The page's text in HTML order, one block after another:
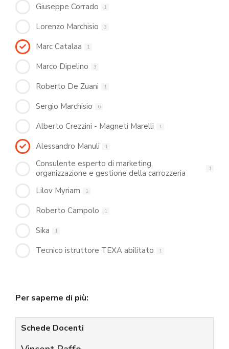
Giuseppe Corrado 1
Lorenzo Marchisio 3
Marc Catalaa 1
Marco Dipelino 3
Roberto De Zuani 1
Sergio Marchisio 6
Alberto Crezzini - Magneti Marelli 1
Alessandro Manuli 1
Consulente esperto di marketing,
organizzazione e gestione della carrozzeria
1
Lilov Myriam 1
Roberto Campolo 1
Sika 1
Tecnico istruttore TEXA abilitato 1
Per saperne di più:
Schede Docenti